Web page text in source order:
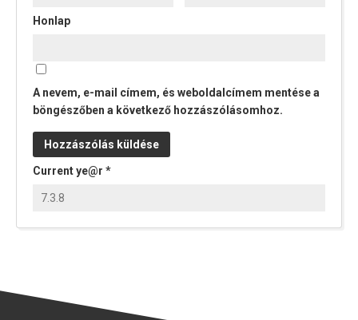
Honlap
A nevem, e-mail címem, és weboldalcímem mentése a
böngészőben a következő hozzászólásomhoz.
Current ye@r *